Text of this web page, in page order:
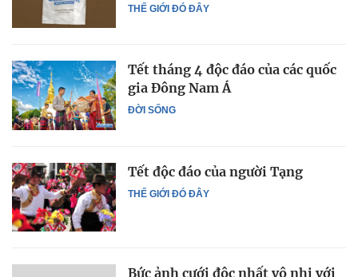
THẾ GIỚI ĐÓ ĐÂY
ĐỜI SỐNG
Tết tháng 4 độc đáo của các quốc
gia Đông Nam Á
THẾ GIỚI ĐÓ ĐÂY
Tết độc đáo của người Tạng
Bức ảnh cưới độc nhất vô nhị với